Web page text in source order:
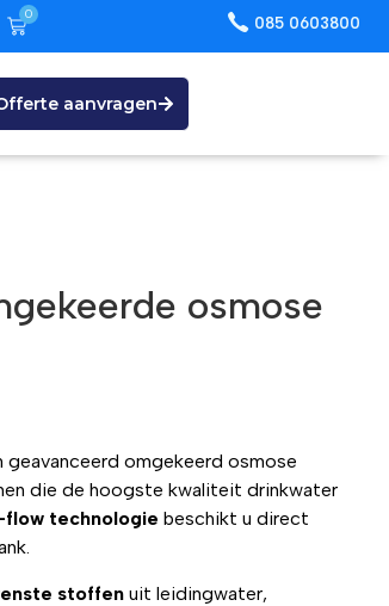
0 085 0603800
aanvragen
osmose
geavanceerd omgekeerd osmose
die de hoogste kwaliteit drinkwater
technologie beschikt u direct
stoffen uit leidingwater,